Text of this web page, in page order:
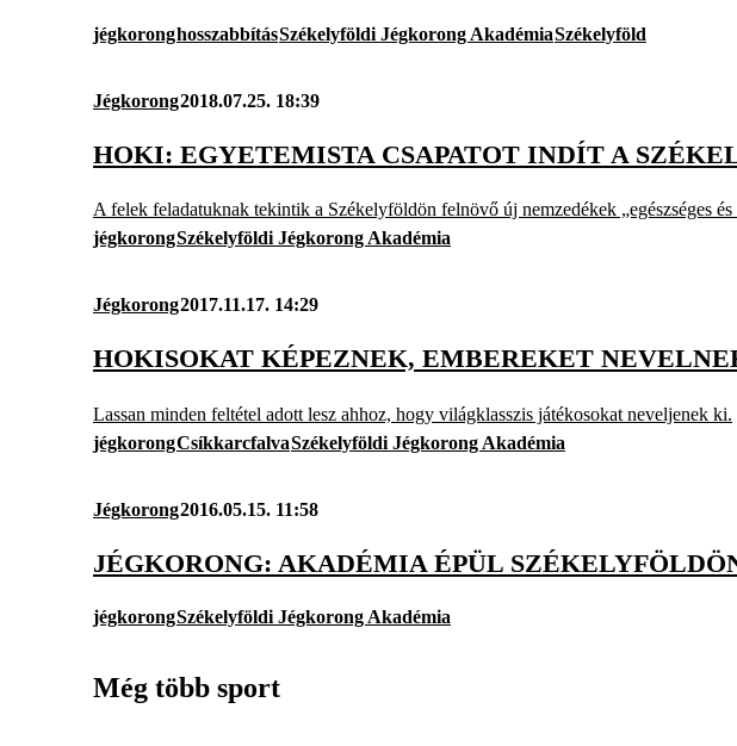
jégkoronghosszabbításSzékelyföldi Jégkorong AkadémiaSzékelyföld
Jégkorong2018.07.25. 18:39
HOKI: EGYETEMISTA CSAPATOT INDÍT A
A felek feladatuknak tekintik a Székelyföldön felnövő új nemzedékek „egészséges
jégkorongSzékelyföldi Jégkorong Akadémia
Jégkorong2017.11.17. 14:29
HOKISOKAT KÉPEZNEK, EMBEREKET
Lassan minden feltétel adott lesz ahhoz, hogy világklasszis játékosokat neveljenek ki.
jégkorongCsíkkarcfalvaSzékelyföldi Jégkorong Akadémia
Jégkorong2016.05.15. 11:58
JÉGKORONG: AKADÉMIA ÉPÜL
jégkorongSzékelyföldi Jégkorong Akadémia
Még több sport